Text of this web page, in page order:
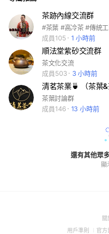
茶跡內線交流群
#茶葉 #高冷茶 #傳統
成員105
1 小時前
順法堂紫砂交流群
茶文化交流
成員503
3 小時前
清茗茶業🍵 （茶葉&
茶葉討論群
成員146
13 小時前
還有其他眾
顯
用戶準則 (Open
官方